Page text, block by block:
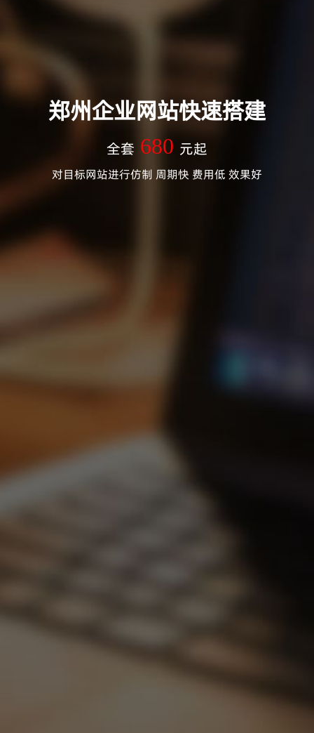
郑州企业网站快速搭建
全套 680 元起
对目标网站进行仿制 周期快 费用低 效果好